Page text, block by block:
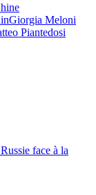
Giorgia Meloni
Piantedosi
face à la